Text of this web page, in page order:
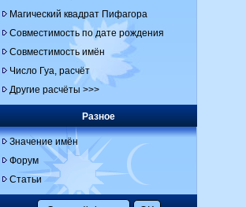
Магический квадрат Пифагора
Совместимость по дате рождения
Совместимость имён
Число Гуа, расчёт
Другие расчёты >>>
Разное
Значение имён
Форум
Статьи